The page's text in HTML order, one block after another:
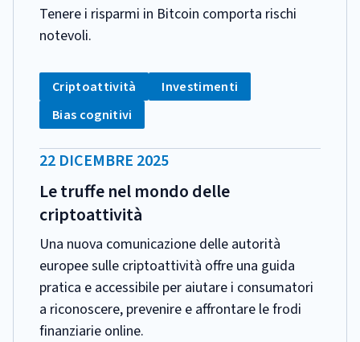
Tenere i risparmi in Bitcoin comporta rischi
notevoli.
CATEGORIA:
Tag:
Criptoattività Tag:
Investimenti
Tag:
Bias cognitivi
DATA
PUBBLICAZIONE:
22 DICEMBRE 2025
Le truffe nel mondo delle
criptoattività
Una nuova comunicazione delle autorità
europee sulle criptoattività offre una guida
pratica e accessibile per aiutare i consumatori
a riconoscere, prevenire e affrontare le frodi
finanziarie online.